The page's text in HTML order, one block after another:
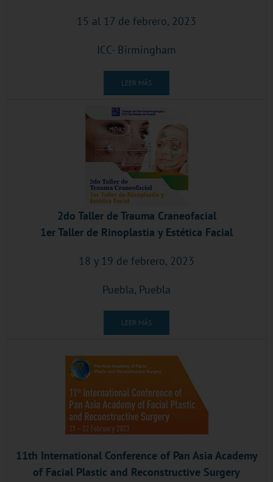
15 al 17 de febrero, 2023
ICC- Birmingham
LEER MÁS
2do Taller de Trauma Craneofacial
1er Taller de Rinoplastia y Estética Facial
18 y 19 de febrero, 2023
Puebla, Puebla
LEER MÁS
11th International Conference of Pan Asia Academy
of Facial Plastic and Reconstructive Surgery